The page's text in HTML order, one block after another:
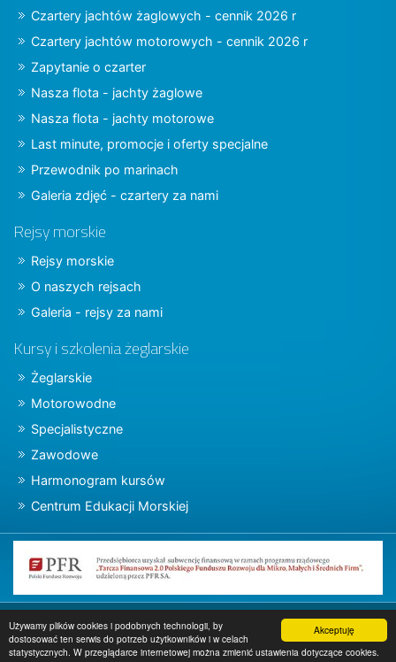
Akceptuję
Używamy plików cookies i podobnych technologii, by
dostosować ten serwis do potrzeb użytkowników i w celach
statystycznych. W przeglądarce internetowej można zmienić ustawienia dotyczące cookies.
Czartery jachtów żaglowych - cennik 2026 r
Czartery jachtów motorowych - cennik 2026 r
Zapytanie o czarter
Nasza flota - jachty żaglowe
Nasza flota - jachty motorowe
Last minute, promocje i oferty specjalne
Przewodnik po marinach
Galeria zdjęć - czartery za nami
Rejsy morskie
Rejsy morskie
O naszych rejsach
Galeria - rejsy za nami
Kursy i szkolenia żeglarskie
Żeglarskie
Motorowodne
Specjalistyczne
Zawodowe
Harmonogram kursów
Centrum Edukacji Morskiej
Copyright © 2015 charter.pl
Projekt i wykonanie www.charter.pl